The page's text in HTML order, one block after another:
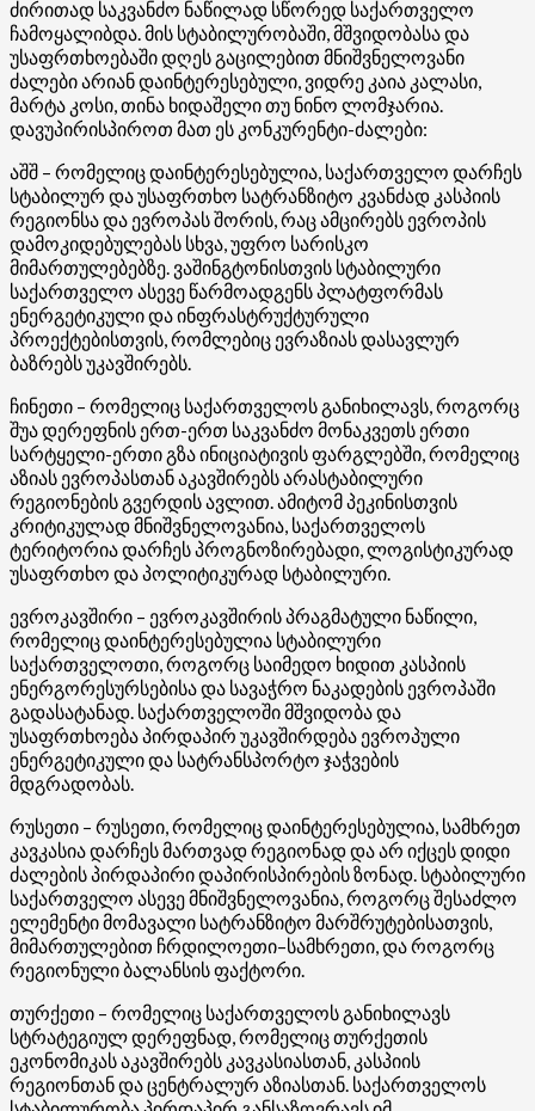
ძირითად საკვანძო ნაწილად სწორედ საქართველო
ჩამოყალიბდა. მის სტაბილურობაში, მშვიდობასა და
უსაფრთხოებაში დღეს გაცილებით მნიშვნელოვანი
ძალები არიან დაინტერესებული, ვიდრე კაია კალასი,
მარტა კოსი, თინა ხიდაშელი თუ ნინო ლომჯარია.
დავუპირისპიროთ მათ ეს კონკურენტი-ძალები:
აშშ – რომელიც დაინტერესებულია, საქართველო დარჩეს
სტაბილურ და უსაფრთხო სატრანზიტო კვანძად კასპიის
რეგიონსა და ევროპას შორის, რაც ამცირებს ევროპის
დამოკიდებულებას სხვა, უფრო სარისკო
მიმართულებებზე. ვაშინგტონისთვის სტაბილური
საქართველო ასევე წარმოადგენს პლატფორმას
ენერგეტიკული და ინფრასტრუქტურული
პროექტებისთვის, რომლებიც ევრაზიას დასავლურ
ბაზრებს უკავშირებს.
ჩინეთი – რომელიც საქართველოს განიხილავს, როგორც
შუა დერეფნის ერთ-ერთ საკვანძო მონაკვეთს ერთი
სარტყელი-ერთი გზა ინიციატივის ფარგლებში, რომელიც
აზიას ევროპასთან აკავშირებს არასტაბილური
რეგიონების გვერდის ავლით. ამიტომ პეკინისთვის
კრიტიკულად მნიშვნელოვანია, საქართველოს
ტერიტორია დარჩეს პროგნოზირებადი, ლოგისტიკურად
უსაფრთხო და პოლიტიკურად სტაბილური.
ევროკავშირი – ევროკავშირის პრაგმატული ნაწილი,
რომელიც დაინტერესებულია სტაბილური
საქართველოთი, როგორც საიმედო ხიდით კასპიის
ენერგორესურსებისა და სავაჭრო ნაკადების ევროპაში
გადასატანად. საქართველოში მშვიდობა და
უსაფრთხოება პირდაპირ უკავშირდება ევროპული
ენერგეტიკული და სატრანსპორტო ჯაჭვების
მდგრადობას.
რუსეთი – რუსეთი, რომელიც დაინტერესებულია, სამხრეთ
კავკასია დარჩეს მართვად რეგიონად და არ იქცეს დიდი
ძალების პირდაპირი დაპირისპირების ზონად. სტაბილური
საქართველო ასევე მნიშვნელოვანია, როგორც შესაძლო
ელემენტი მომავალი სატრანზიტო მარშრუტებისათვის,
მიმართულებით ჩრდილოეთი–სამხრეთი, და როგორც
რეგიონული ბალანსის ფაქტორი.
თურქეთი – რომელიც საქართველოს განიხილავს
სტრატეგიულ დერეფნად, რომელიც თურქეთის
ეკონომიკას აკავშირებს კავკასიასთან, კასპიის
რეგიონთან და ცენტრალურ აზიასთან. საქართველოს